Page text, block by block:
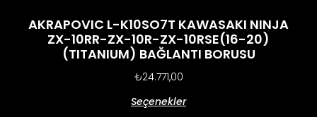
AKRAPOVIC L-K10SO7T KAWASAKI NINJA
ZX-10RR-ZX-10R-ZX-10RSE(16-20)
(TITANIUM) BAĞLANTI BORUSU
₺24.771,00
Seçenekler